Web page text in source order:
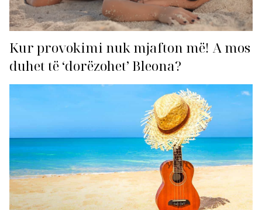
Kur provokimi nuk mjafton më! A mos
duhet të ‘dorëzohet’ Bleona?